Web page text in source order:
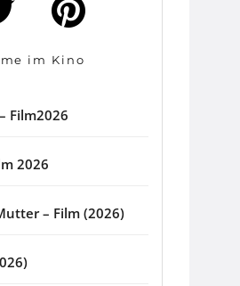
im Kino
Film2026
2026
– Film (2026)